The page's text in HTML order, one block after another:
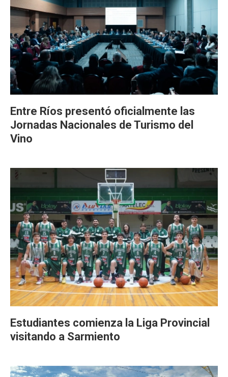
Entre Ríos presentó oficialmente las
Jornadas Nacionales de Turismo del
Vino
Estudiantes comienza la Liga Provincial
visitando a Sarmiento